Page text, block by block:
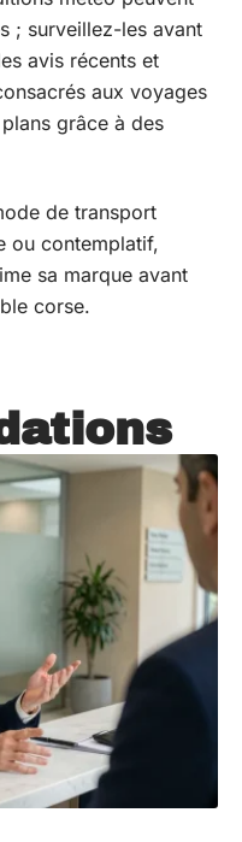
; surveillez-les avant
avis récents et
aux voyages
grâce à des
de transport
ou contemplatif,
sa marque avant
corse.